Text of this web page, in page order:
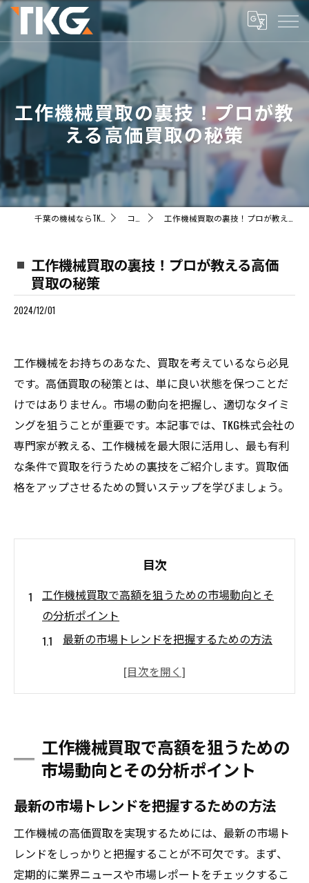
工作機械買取の裏技！プロが教
える高価買取の秘策
コラム 工作機械買取の裏技！プロが教える高価買取の秘策
工作機械買取の裏技！プロが教える高価
買取の秘策
2024/12/01
工作機械をお持ちのあなた、買取を考えているなら必見
です。高価買取の秘策とは、単に良い状態を保つことだ
けではありません。市場の動向を把握し、適切なタイミ
ングを狙うことが重要です。本記事では、TKG株式会社の
専門家が教える、工作機械を最大限に活用し、最も有利
な条件で買取を行うための裏技をご紹介します。買取価
格をアップさせるための賢いステップを学びましょう。
目次
工作機械買取で高額を狙うための市場動向とそ
の分析ポイント
最新の市場トレンドを把握するための方法
需要が高まる工作機械の特徴とは
機械買取におけるリスクとチャンスのバラ
ンス
国際市場が工作機械買取に与える影響
テナンスの秘訣
日常的なメンテナンスで買取価値を高める
工作機械買取で高額を狙うための
市場動向とその分析ポイント
最新の市場トレンドを把握するための方法
工作機械の高価買取を実現するためには、最新の市場ト
レンドをしっかりと把握することが不可欠です。まず、
定期的に業界ニュースや市場レポートをチェックするこ